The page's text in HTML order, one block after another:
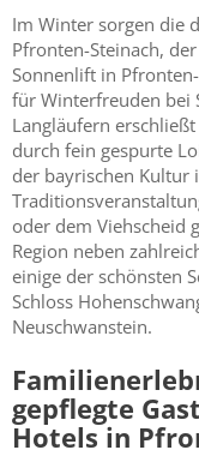
Im Winter sorgen die
Pfronten-Steinach,
Sonnenlift in
für Winterfreuden bei
Langläufern
durch fein gespurte
der bayrischen Kultur
oder dem Viehscheid
Region neben
einige der schönsten
Schloss
Neuschwanstein.
gepflegte
Hotels in